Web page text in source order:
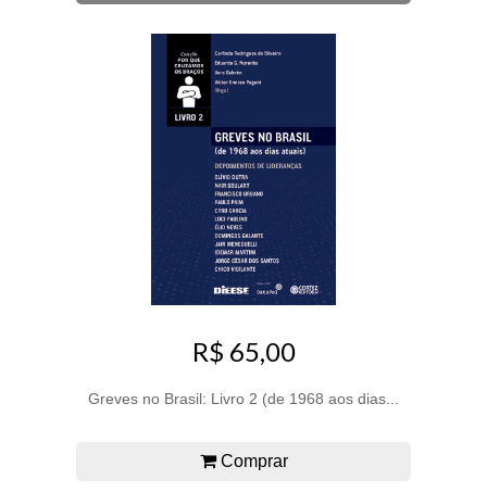
R$ 65,00
Greves no Brasil: Livro 2 (de 1968 aos dias...
Comprar